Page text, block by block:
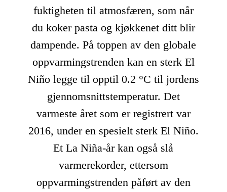
fuktigheten til atmosfæren, som når
du koker pasta og kjøkkenet ditt blir
dampende. På toppen av den globale
oppvarmingstrenden kan en sterk El
Niño legge til opptil 0.2 °C til jordens
gjennomsnittstemperatur. Det
varmeste året som er registrert var
2016, under en spesielt sterk El Niño.
Et La Niña-år kan også slå
varmerekorder, ettersom
oppvarmingstrenden påført av den